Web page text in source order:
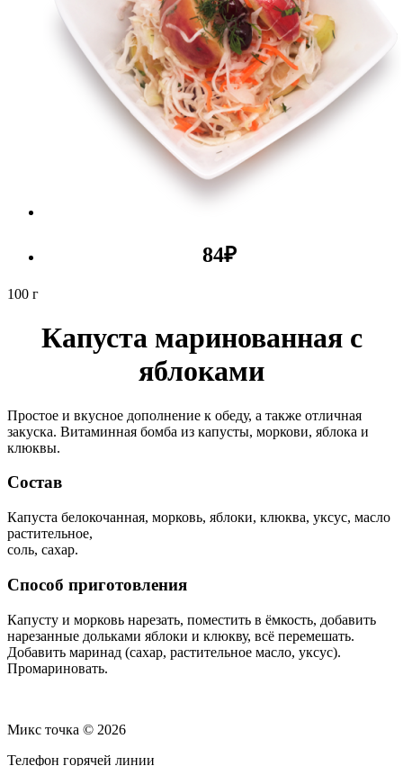
84₽
100 г
Капуста маринованная с
яблоками
Простое и вкусное дополнение к обеду, а также отличная
закуска. Витаминная бомба из капусты, моркови, яблока и
клюквы.
Состав
Капуста белокочанная, морковь, яблоки, клюква, уксус, масло
растительное,
соль, сахар.
Способ приготовления
Капусту и морковь нарезать, поместить в ёмкость, добавить
нарезанные дольками яблоки и клюкву, всё перемешать.
Добавить маринад (сахар, растительное масло, уксус).
Промариновать.
Микс точка © 2026
Телефон горячей линии